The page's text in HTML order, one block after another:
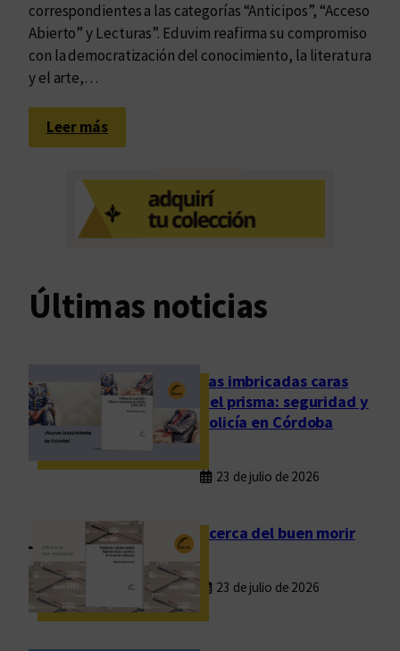
correspondientes a las categorías “Anticipos”, “Acceso
Abierto” y Lecturas”. Eduvim reafirma su compromiso
con la democratización del conocimiento, la literatura
y el arte,…
Leer más:
I
u
g
a
s
n
s
o
r
o
Últimas noticias
Las imbricadas caras
del prisma: seguridad y
policía en Córdoba
23 de julio de 2026
Acerca del buen morir
23 de julio de 2026